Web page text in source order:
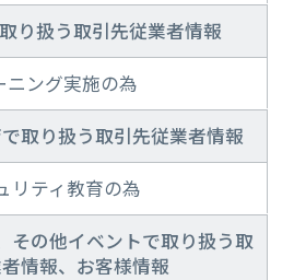
り扱う取引先従業者情報
ニング実施の為
取り扱う取引先従業者情報
リティ教育の為
その他イベントで取り扱う取
情報、お客様情報